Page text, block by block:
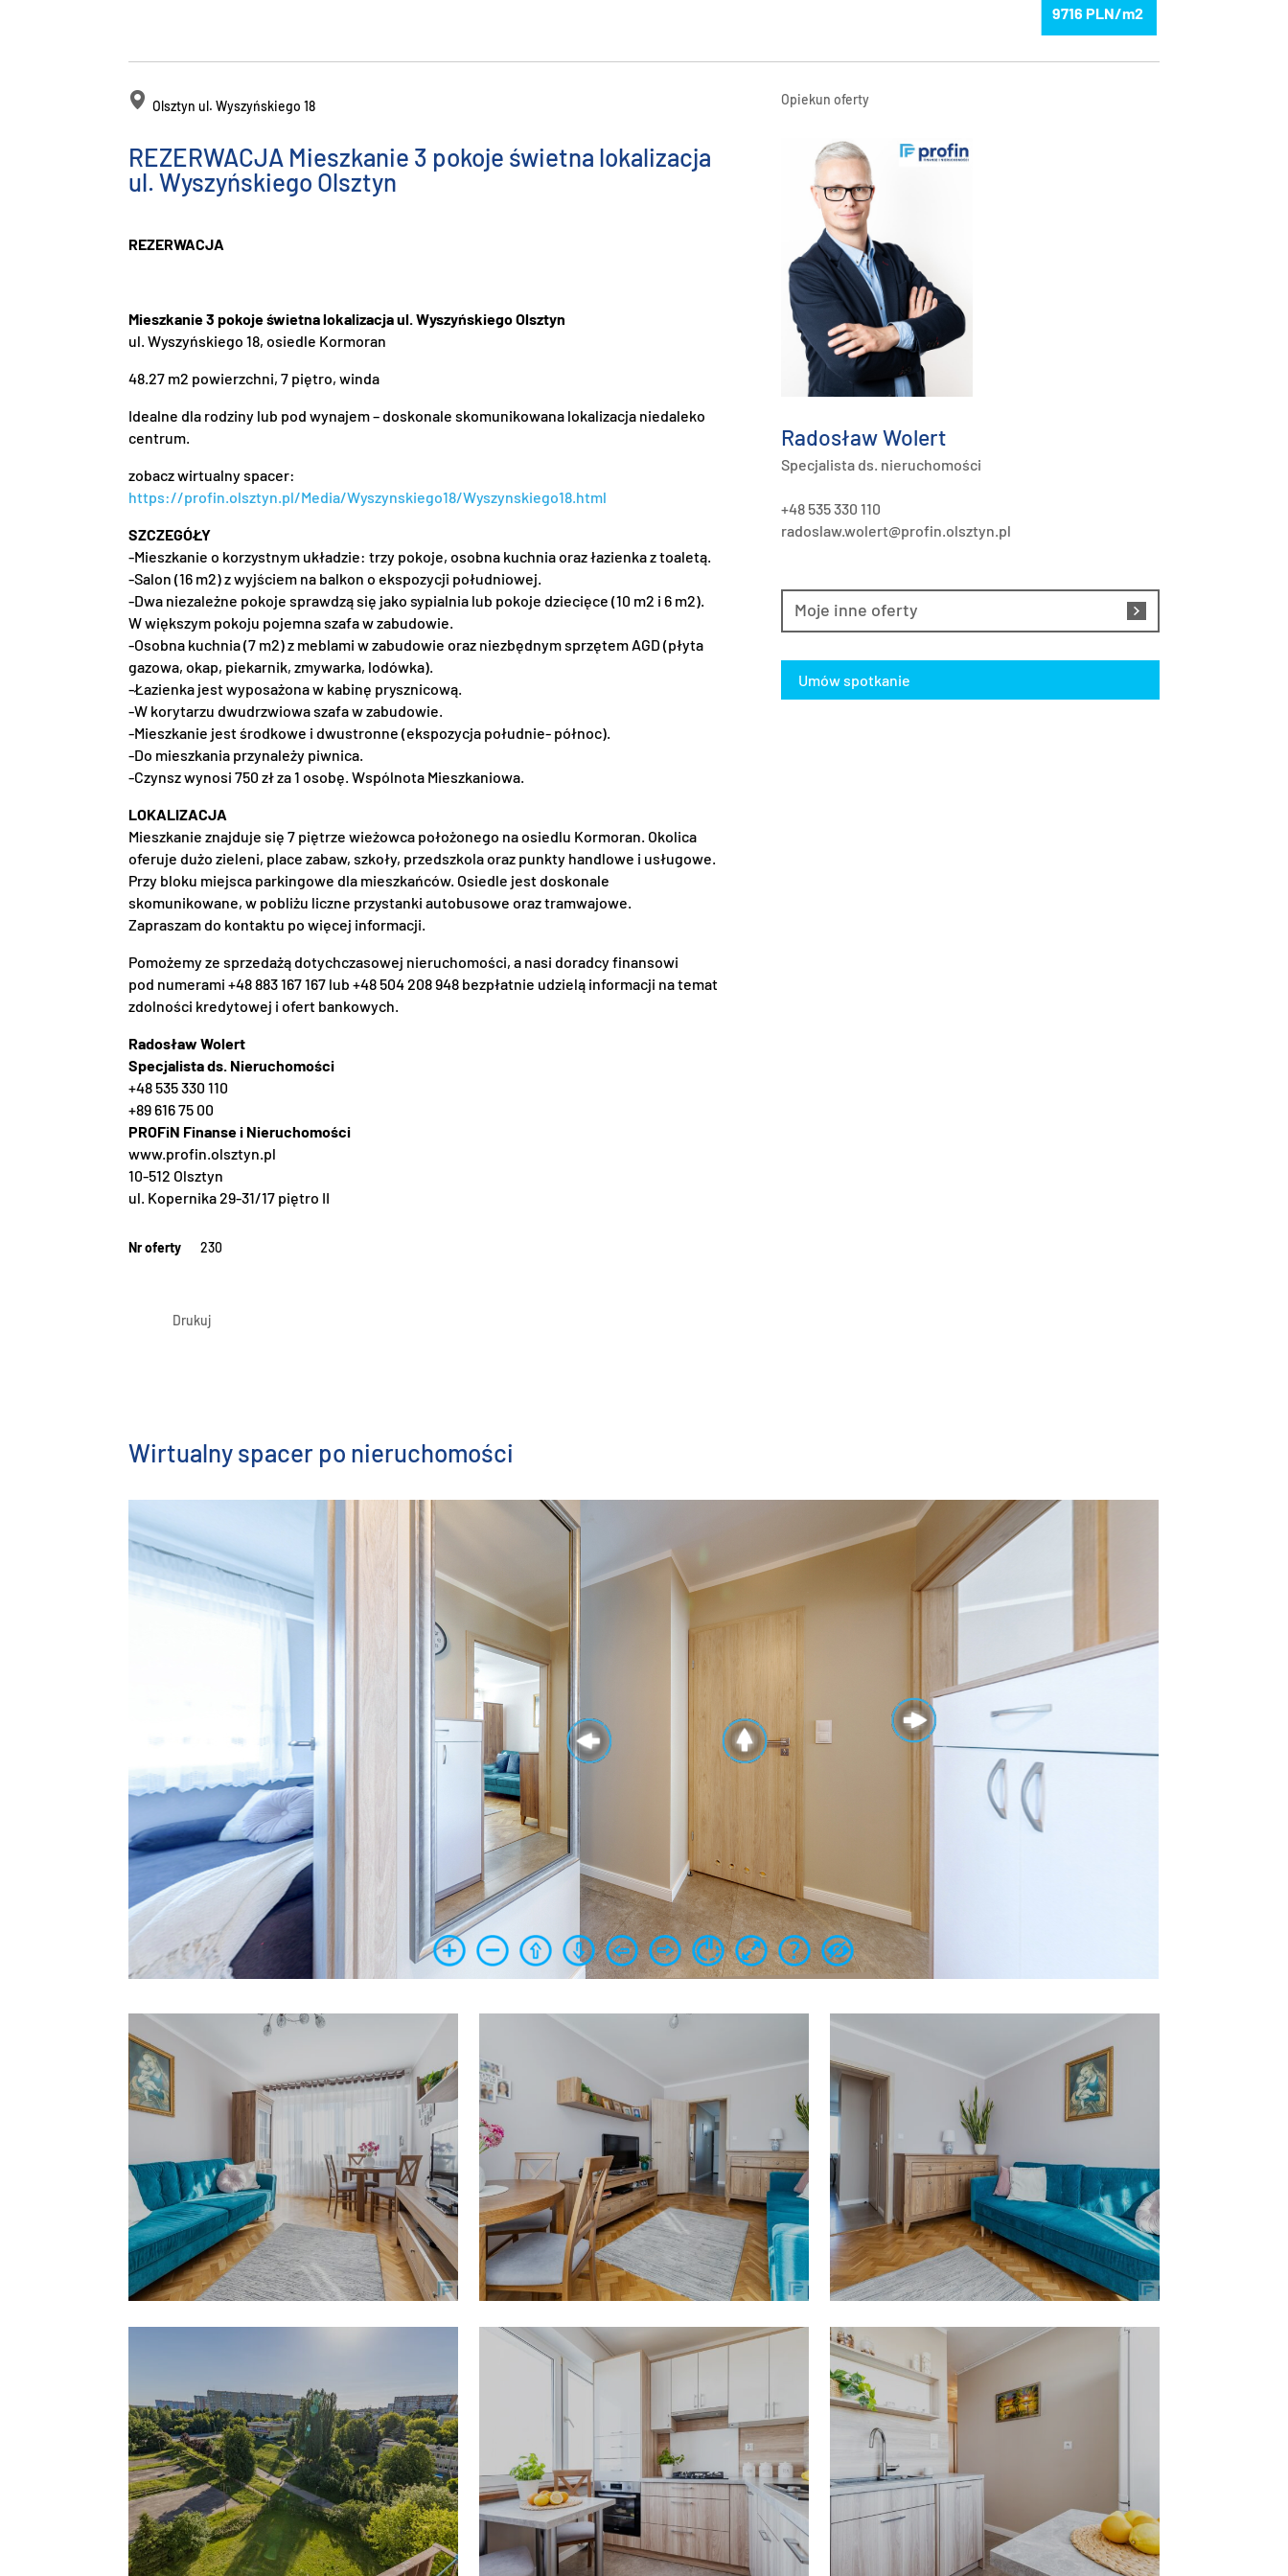
9716
Olsztyn ul. Wyszyńskiego 18
REZERWACJA Mieszkanie 3 pokoje świetna lokalizacja
ul. Wyszyńskiego Olsztyn
REZERWACJA
Mieszkanie 3 pokoje świetna lokalizacja ul. Wyszyńskiego Olsztyn
ul. Wyszyńskiego 18, osiedle Kormoran
48.27 m2 powierzchni, 7 piętro, winda
Idealne dla rodziny lub pod wynajem – doskonale skomunikowana lokalizacja niedaleko
centrum.
zobacz wirtualny spacer:
https://profin.olsztyn.pl/Media/Wyszynskiego18/Wyszynskiego18.html
SZCZEGÓŁY
-Mieszkanie o korzystnym układzie: trzy pokoje, osobna kuchnia oraz łazienka z toaletą.
-Salon (16 m2) z wyjściem na balkon o ekspozycji południowej.
-Dwa niezależne pokoje sprawdzą się jako sypialnia lub pokoje dziecięce (10 m2 i 6 m2).
W większym pokoju pojemna szafa w zabudowie.
-Osobna kuchnia (7 m2) z meblami w zabudowie oraz niezbędnym sprzętem AGD (płyta
gazowa, okap, piekarnik, zmywarka, lodówka).
-Łazienka jest wyposażona w kabinę prysznicową.
-W korytarzu dwudrzwiowa szafa w zabudowie.
-Mieszkanie jest środkowe i dwustronne (ekspozycja południe- północ).
-Do mieszkania przynależy piwnica.
-Czynsz wynosi 750 zł za 1 osobę. Wspólnota Mieszkaniowa.
LOKALIZACJA
Mieszkanie znajduje się 7 piętrze wieżowca położonego na osiedlu Kormoran. Okolica
oferuje dużo zieleni, place zabaw, szkoły, przedszkola oraz punkty handlowe i usługowe.
Przy bloku miejsca parkingowe dla mieszkańców. Osiedle jest doskonale
skomunikowane, w pobliżu liczne przystanki autobusowe oraz tramwajowe.
Zapraszam do kontaktu po więcej informacji.
Pomożemy ze sprzedażą dotychczasowej nieruchomości, a nasi doradcy finansowi
pod numerami +48 883 167 167 lub +48 504 208 948 bezpłatnie udzielą informacji na temat
zdolności kredytowej i ofert bankowych.
Radosław Wolert
Specjalista ds. Nieruchomości
+48 535 330 110
+89 616 75 00
PROFiN Finanse i Nieruchomości
www.profin.olsztyn.pl
10-512 Olsztyn
ul. Kopernika 29-31/17 piętro II
Nr oferty 230
Drukuj
Opiekun oferty
Radosław Wolert
Specjalista ds. nieruchomości
+48 535 330 110
radoslaw.wolert@profin.olsztyn.pl
Moje inne oferty
Umów spotkanie
Wirtualny spacer po nieruchomości